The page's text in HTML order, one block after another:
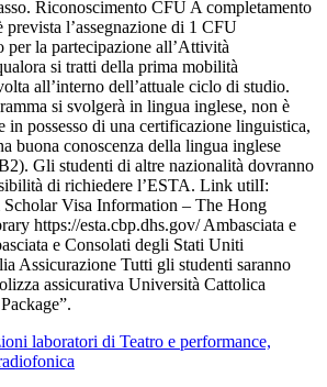
Riconoscimento CFU A completamento
prevista l’assegnazione di 1 CFU
per la partecipazione all’Attività
si tratti della prima mobilità
all’interno dell’attuale ciclo di studio.
si svolgerà in lingua inglese, non è
in possesso di una certificazione linguistica,
buona conoscenza della lingua inglese
Gli studenti di altre nazionalità dovranno
di richiedere l’ESTA. Link utilI:
Visa Information – The Hong
https://esta.cbp.dhs.gov/ Ambasciata e
e Consolati degli Stati Uniti
Assicurazione Tutti gli studenti saranno
assicurativa Università Cattolica
laboratori di Teatro e performance,